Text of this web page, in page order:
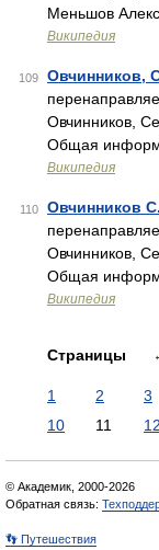
Меньшов
Википедия
109 Овчинников,
Овчинников,
Общая
Википедия
110 Овчинников
Овчинников,
Общая
Википедия
Страницы
1 2 3
10
11 12
© Академик, 2000-2026
Обратная связь:
👣 Путешествия